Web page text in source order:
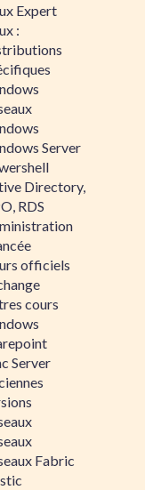
Expert
:
Server
Directory,
RDS
officiels
cours
Server
Fabric